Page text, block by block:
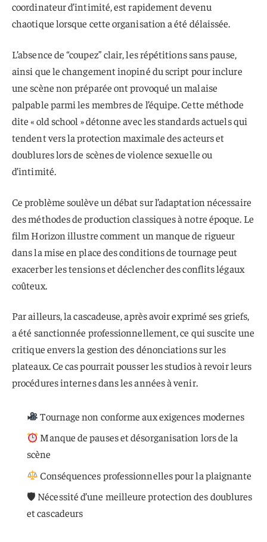
coordinateur d’intimité, est rapidement devenu
chaotique lorsque cette organisation a été délaissée.
L’absence de “coupez” clair, les répétitions sans pause,
ainsi que le changement inopiné du script pour inclure
une scène non préparée ont provoqué un malaise
palpable parmi les membres de l’équipe. Cette méthode
dite « old school » détonne avec les standards actuels qui
tendent vers la protection maximale des acteurs et
doublures lors de scènes de violence sexuelle ou
d’intimité.
Ce problème soulève un débat sur l’adaptation nécessaire
des méthodes de production classiques à notre époque. Le
film Horizon illustre comment un manque de rigueur
dans la mise en place des conditions de tournage peut
exacerber les tensions et déclencher des conflits légaux
coûteux.
Par ailleurs, la cascadeuse, après avoir exprimé ses griefs,
a été sanctionnée professionnellement, ce qui suscite une
critique envers la gestion des dénonciations sur les
plateaux. Ce cas pourrait pousser les studios à revoir leurs
procédures internes dans les années à venir.
Tournage non conforme aux exigences modernes
Manque de pauses et désorganisation lors de la
scène
Conséquences professionnelles pour la plaignante
🛡 Nécessité d’une meilleure protection des doublures
et cascadeurs